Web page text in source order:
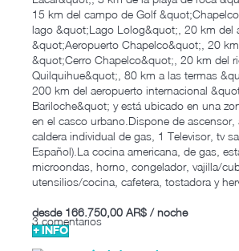
15 km del campo de Golf
lago &quot;Lago Lolog&quot;, 20 km del
&quot;Aeropuerto Chapelco&quot;, 20
&quot;Cerro Chapelco&quot;, 20 km del
Quilquihue&quot;, 80 km a las termas
200 km del aeropuerto internacional
Bariloche&quot; y está ubicado en una
en el casco urbano.Dispone de ascensor,
caldera individual de gas, 1 Televisor, tv
Español).La cocina americana, de gas,
microondas, horno, congelador, vajilla/
utensilios/cocina, cafetera, tostadora y
3 comentarios
desde 166.750,00 AR$ / noche
+ INFO